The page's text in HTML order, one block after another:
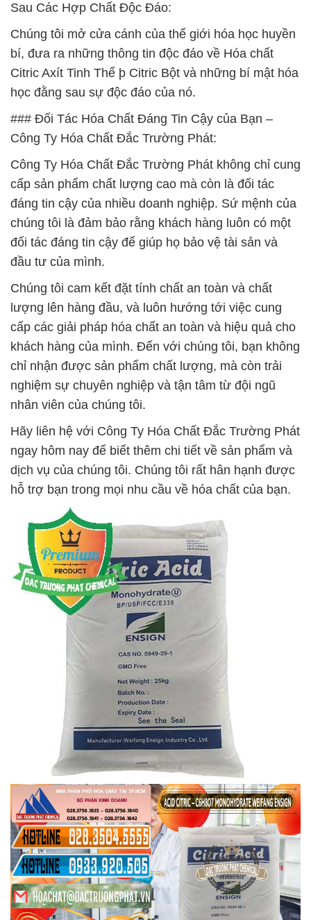
Sau Các Hợp Chất Độc Đáo:
Chúng tôi mở cửa cánh của thế giới hóa học huyền
bí, đưa ra những thông tin độc đáo về Hóa chất
Citric Axít Tinh Thể þ Citric Bột và những bí mật hóa
học đằng sau sự độc đáo của nó.
### Đối Tác Hóa Chất Đáng Tin Cậy của Bạn –
Công Ty Hóa Chất Đắc Trường Phát:
Công Ty Hóa Chất Đắc Trường Phát không chỉ cung
cấp sản phẩm chất lượng cao mà còn là đối tác
đáng tin cậy của nhiều doanh nghiệp. Sứ mệnh của
chúng tôi là đảm bảo rằng khách hàng luôn có một
đối tác đáng tin cậy để giúp họ bảo vệ tài sản và
đầu tư của mình.
Chúng tôi cam kết đặt tính chất an toàn và chất
lượng lên hàng đầu, và luôn hướng tới việc cung
cấp các giải pháp hóa chất an toàn và hiệu quả cho
khách hàng của mình. Đến với chúng tôi, bạn không
chỉ nhận được sản phẩm chất lượng, mà còn trải
nghiệm sự chuyên nghiệp và tận tâm từ đội ngũ
nhân viên của chúng tôi.
Hãy liên hệ với Công Ty Hóa Chất Đắc Trường Phát
ngay hôm nay để biết thêm chi tiết về sản phẩm và
dịch vụ của chúng tôi. Chúng tôi rất hân hạnh được
hỗ trợ bạn trong mọi nhu cầu về hóa chất của bạn.